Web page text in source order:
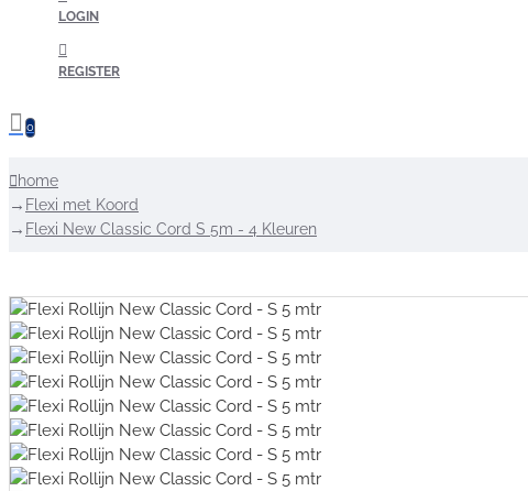
LOGIN
REGISTER
0
home
Flexi met Koord
Flexi New Classic Cord S 5m - 4 Kleuren